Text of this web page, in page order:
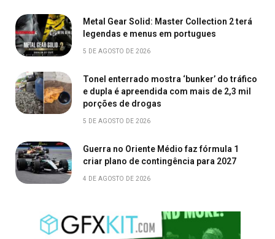
Metal Gear Solid: Master Collection 2 terá
legendas e menus em portugues
5 DE AGOSTO DE 2026
Tonel enterrado mostra ‘bunker’ do tráfico
e dupla é apreendida com mais de 2,3 mil
porções de drogas
5 DE AGOSTO DE 2026
Guerra no Oriente Médio faz fórmula 1
criar plano de contingência para 2027
4 DE AGOSTO DE 2026